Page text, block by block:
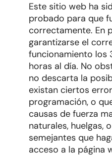
Este sitio web ha
probado para que
correctamente. En
garantizarse el
funcionamiento los
horas al día. No
no descarta la
existan ciertos
programación, o
causas de fuerza
naturales, huelgas,
semejantes que
acceso a la página